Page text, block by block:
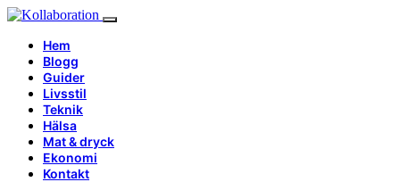
Hem
Blogg
Guider
Livsstil
Teknik
Hälsa
Mat & dryck
Ekonomi
Kontakt